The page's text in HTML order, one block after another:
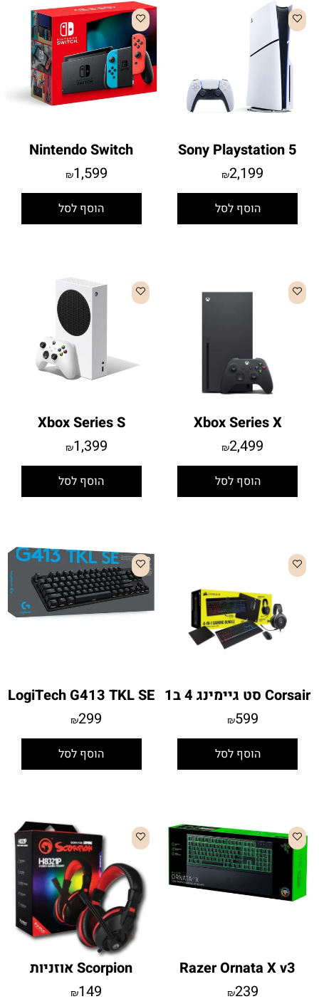
Sony Playstation 5
₪2,199
הוסף לסל
Nintendo Switch
₪1,599
הוסף לסל
Xbox Series X
₪2,499
הוסף לסל
Xbox Series S
₪1,399
הוסף לסל
Corsair סט גיימינג 4 ב1
₪599
הוסף לסל
LogiTech G413 TKL SE
₪299
הוסף לסל
Razer Ornata X v3
₪239
Scorpion אוזניות
₪149